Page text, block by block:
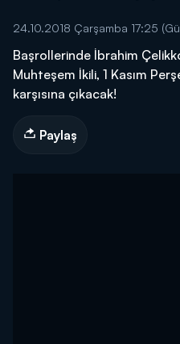
24.10.2018 Çarşamba 17:25
Başrollerinde İbrahim
Muhteşem İkili, 1 Kasım
karşısına çıkacak!
Paylaş